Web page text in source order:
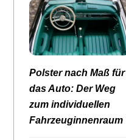
Polster nach Maß für
das Auto: Der Weg
zum individuellen
Fahrzeuginnenraum